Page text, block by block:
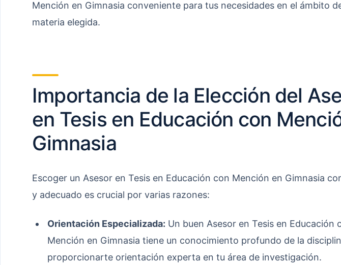
Mención en Gimnasia conveniente para tus necesidades en el ámbito
materia elegida.
Importancia de la Elección del
en Tesis en Educación con
Gimnasia
Escoger un Asesor en Tesis en Educación con Mención en Gimnasia
y adecuado es crucial por varias razones:
Orientación Especializada: Un buen Asesor en Tesis en Educación
Mención en Gimnasia tiene un conocimiento profundo de la
proporcionarte orientación experta en tu área de investigación.